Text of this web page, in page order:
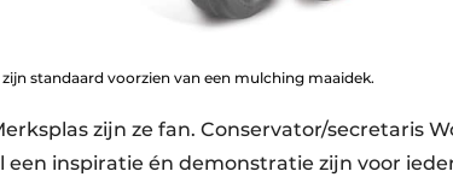
standaard voorzien van een mulching maaidek.
zijn ze fan. Conservator/secretaris
inspiratie én demonstratie zijn voor